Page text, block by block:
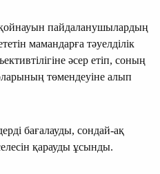
пайдаланушылардың
мамандарға тәуелділік
әсер етіп, соның
төмендеуіне алып
бағалауды, сондай-ақ
қарауды ұсынды.